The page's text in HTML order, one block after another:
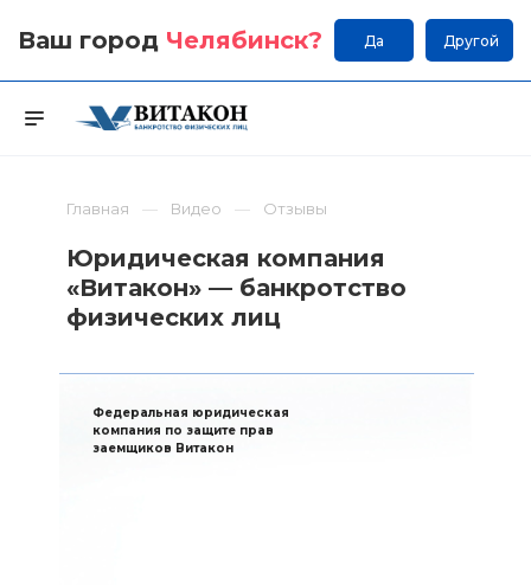
Ваш город Челябинск? Да Другой
Главная Видео Отзывы
Юридическая компания
«Витакон» — банкротство
физических лиц
Федеральная юридическая
компания по защите прав
заемщиков Витакон